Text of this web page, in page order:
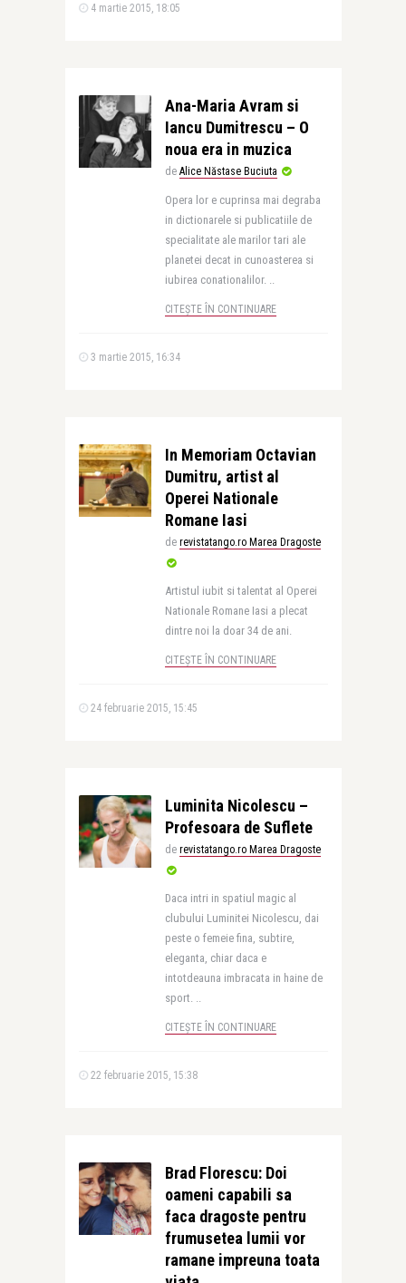
4 martie 2015, 18:05
Ana-Maria Avram si
Iancu Dumitrescu – O
noua era in muzica
de Alice Năstase Buciuta
Opera lor e cuprinsa mai degraba
in dictionarele si publicatiile de
specialitate ale marilor tari ale
planetei decat in cunoasterea si
iubirea conationalilor. ..
CITEȘTE ÎN CONTINUARE
3 martie 2015, 16:34
In Memoriam Octavian
Dumitru, artist al
Operei Nationale
Romane Iasi
de revistatango.ro Marea Dragoste
Artistul iubit si talentat al Operei
Nationale Romane Iasi a plecat
dintre noi la doar 34 de ani.
CITEȘTE ÎN CONTINUARE
24 februarie 2015, 15:45
Luminita Nicolescu –
Profesoara de Suflete
de revistatango.ro Marea Dragoste
Daca intri in spatiul magic al
clubului Luminitei Nicolescu, dai
peste o femeie fina, subtire,
eleganta, chiar daca e
intotdeauna imbracata in haine de
sport. ..
CITEȘTE ÎN CONTINUARE
22 februarie 2015, 15:38
Brad Florescu: Doi
oameni capabili sa
faca dragoste pentru
frumusetea lumii vor
ramane impreuna toata